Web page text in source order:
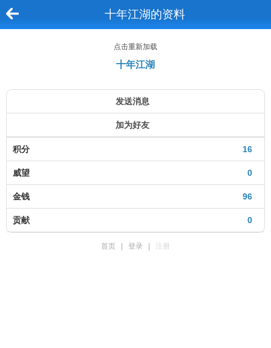
十年江湖的资料
点击重新加载
十年江湖
发送消息
加为好友
16
积分
0
威望
96
金钱
0
贡献
首页 登录 注册